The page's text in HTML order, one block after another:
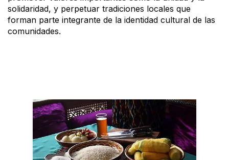
solidaridad, y perpetuar tradiciones locales que
forman parte integrante de la identidad cultural de las
comunidades.